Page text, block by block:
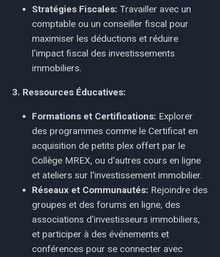
Stratégies Fiscales: Travailler avec un
comptable ou un conseiller fiscal pour
maximiser les déductions et réduire
l'impact fiscal des investissements
immobiliers.
3. Ressources Éducatives:
Formations et Certifications: Explorer
des programmes comme le Certificat en
acquisition de petits plex offert par le
Collège MREX, ou d'autres cours en ligne
et ateliers sur l'investissement immobilier.
Réseaux et Communautés: Rejoindre des
groupes et des forums en ligne, des
associations d'investisseurs immobiliers,
et participer à des événements et
conférences pour se connecter avec